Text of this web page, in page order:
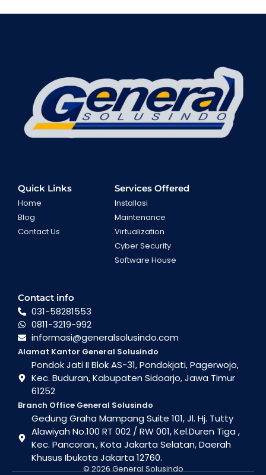
Quick Links
Home
Blog
Contact Us
Services Offered
Installasi
Maintenance
Virtualization
Cyber Security
Software House
Contact info
031-58281553
0811-3219-992
informasi@generalsolusindo.com
Alamat Kantor General Solusindo
Pondok Jati II Blok AS-31, Pondokjati, Pagerwojo,
Kec. Buduran, Kabupaten Sidoarjo, Jawa Timur
61252
Branch Office General Solusindo
Gedung Graha Mampang Suite 101, Jl. Hj. Tutty
Alawiyah No.100 RT 002 / RW 001, Kel.Duren Tiga ,
Kec. Pancoran., Kota Jakarta Selatan, Daerah
Khusus Ibukota Jakarta 12760.
© 2026 General Solusindo